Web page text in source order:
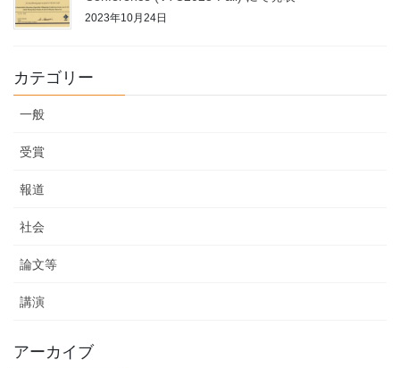
2023年10月24日
カテゴリー
一般
受賞
報道
社会
論文等
講演
アーカイブ